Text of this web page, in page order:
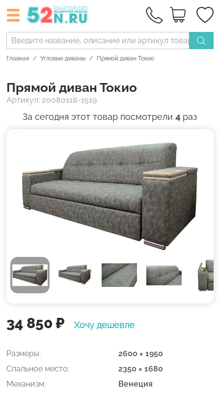
Главная Угловые диваны Прямой диван Токио
Прямой диван Токио
Артикул: 20080118-1519
За сегодня этот товар посмотрели4 раз
34 850 ₽ Хочу дешевле
Размеры:
2600 × 1950
Спальное место:
2350 × 1680
Механизм:
Венеция